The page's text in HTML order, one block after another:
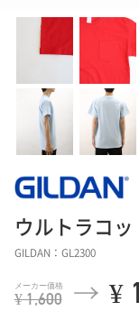
ウルトラコ
GILDAN：GL2300
¥ 1,600 ¥